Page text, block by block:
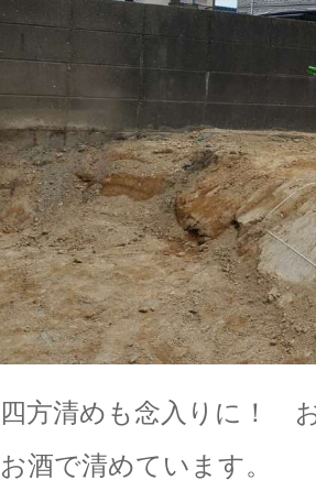
四方清めも念入りに！
お酒で清めています。